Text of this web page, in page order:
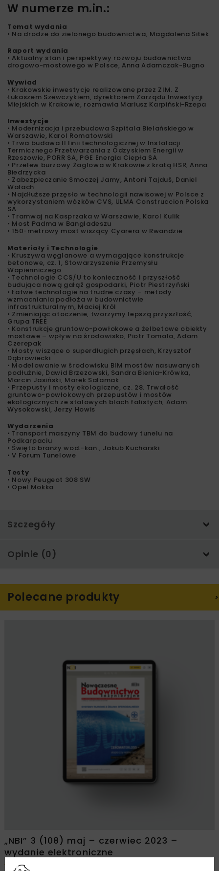
W numerze m.in.:
Temat wydania
• Na drodze do zielonego budownictwa, Magdalena Sitek
Raport wydania
• Aktualny stan i perspektywy rozwoju budownictwa
drogowo-mostowego w Polsce, Anna Adamczak-Bugno
Wywiad
• Krakowskie inwestycje realizowane przez ZIM. Z
Łukaszem Szewczykiem, dyrektorem Zarządu Inwestycji
Miejskich w Krakowie, rozmawia Mariusz Karpiński-Rzepa
Inwestycje
• Modernizacja i przebudowa Szpitala Bielańskiego w
Warszawie, Karol Romatowski
• Trwa budowa II linii technologicznej w Instalacji
Termicznego Przetwarzania z Odzyskiem Energii w
Rzeszowie, PORR SA, PGE Energia Ciepła SA
• Przelew burzowy Żaglowa w Krakowie z kratą HSR, Anna
Biedrzycka
• Zabezpieczanie Smoczej Jamy, Antoni Tajduś, Daniel
Wałach
• Najdłuższe przęsło w technologii nawisowej w Polsce z
wykorzystaniem wózków CVS, ULMA Construccion Polska
SA
• Tramwaj na Kasprzaka w Warszawie, Karol Kulik
• Most Padma w Bangladeszu
• 150-metrowy most wiszący Cyarera w Rwandzie
Materiały i Technologie
• Kruszywa węglanowe a wymagające konstrukcje
betonowe, cz. 1, Stowarzyszenie Przemysłu
Wapienniczego
• Technologie CCS/U to konieczność i przyszłość
budująca nową gałąź gospodarki, Piotr Piestrzyński
• Łatwe technologie na trudne czasy – metody
wzmacniania podłoża w budownictwie
infrastrukturalnym, Maciej Król
• Zmieniając otoczenie, tworzymy lepszą przyszłość,
Grupa TREE
• Konstrukcje gruntowo-powłokowe a żelbetowe obiekty
mostowe – wpływ na środowisko, Piotr Tomala, Adam
Czerepak
• Mosty wiszące o superdługich przęsłach, Krzysztof
Dąbrowiecki
• Modelowanie w środowisku BIM mostów nasuwanych
podłużnie, Dawid Brzezowski, Sandra Bienia-Krówka,
Marcin Jasiński, Marek Salamak
• Przepusty i mosty ekologiczne, cz. 28. Trwałość
gruntowo-powłokowych przepustów i mostów
ekologicznych ze stalowych blach falistych, Adam
Wysokowski, Jerzy Howis
Wydarzenia
• Transport maszyny TBM do budowy tunelu na
Podkarpaciu
• Święto branży wod.-kan., Jakub Kucharski
• V Forum Tunelowe
Testy
• Nowy Peugeot 308 SW
• Opel Mokka
Szczegóły
Opinie (0)
Polecane produkty >
„NBI” 3 (108) maj – czerwiec 2023 –
wydanie elektroniczne
19,90zł